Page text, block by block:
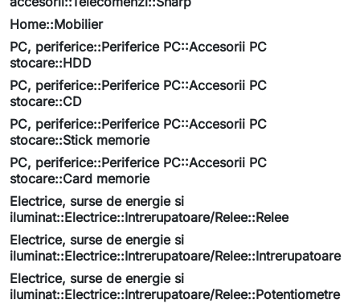
Home::Mobilier
PC, periferice::Periferice PC::Accesorii PC
stocare::HDD
PC, periferice::Periferice PC::Accesorii PC
stocare::CD
PC, periferice::Periferice PC::Accesorii PC
stocare::Stick memorie
PC, periferice::Periferice PC::Accesorii PC
stocare::Card memorie
Electrice, surse de energie si
iluminat::Electrice::Intrerupatoare/Relee::Relee
Electrice, surse de energie si
iluminat::Electrice::Intrerupatoare/Relee::Intrerupatoare
Electrice, surse de energie si
iluminat::Electrice::Intrerupatoare/Relee::Potentiometre